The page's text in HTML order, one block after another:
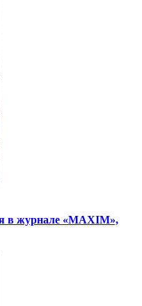
в журнале «MAXIM»,